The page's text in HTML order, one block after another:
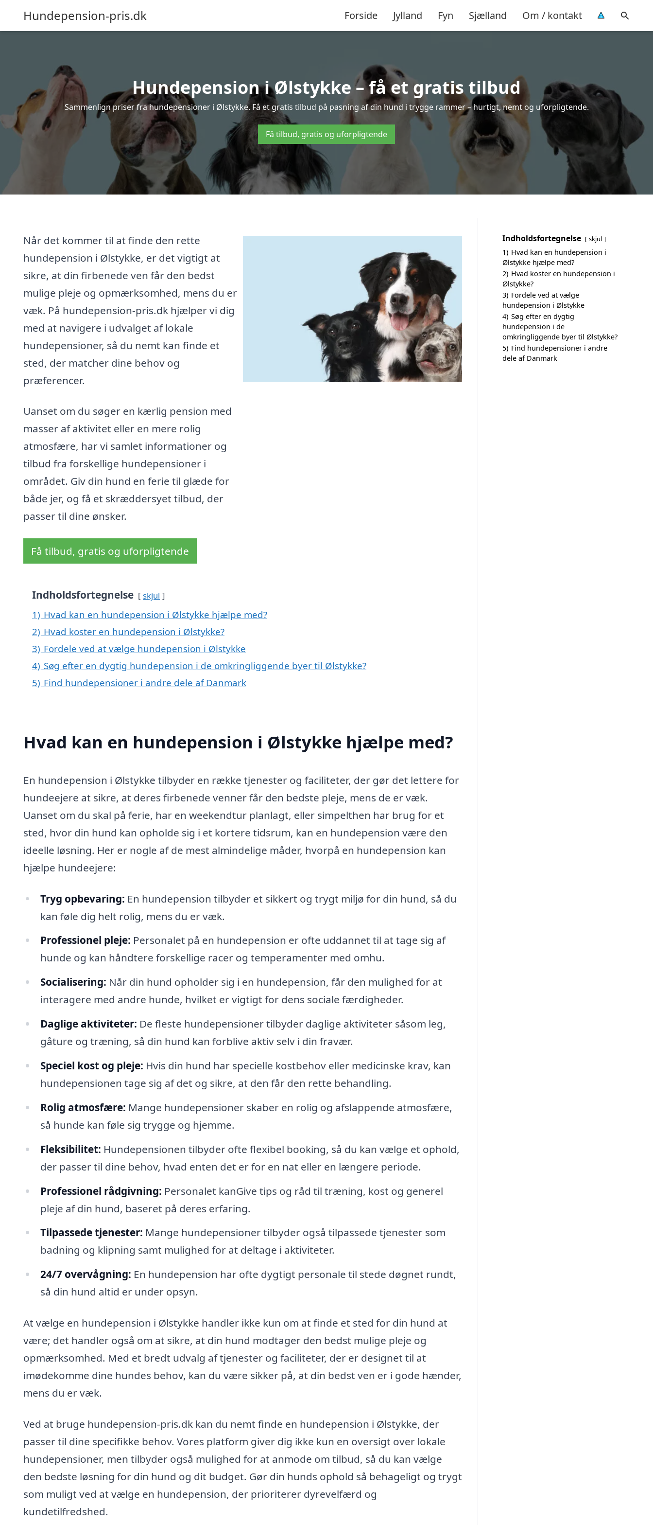
Hundepension-pris.dk Forside Jylland Fyn Sjælland Om / kontakt
Hundepension i Ølstykke – få et gratis tilbud
Sammenlign priser fra hundepensioner i Ølstykke. Få et gratis tilbud på pasning af din hund i trygge rammer – hurtigt, nemt og uforpligtende.
Få tilbud, gratis og uforpligtende
Når det kommer til at finde den rette
hundepension i Ølstykke, er det vigtigt at
sikre, at din firbenede ven får den bedst
mulige pleje og opmærksomhed, mens du er
væk. På hundepension-pris.dk hjælper vi dig
med at navigere i udvalget af lokale
hundepensioner, så du nemt kan finde et
sted, der matcher dine behov og
præferencer.
Uanset om du søger en kærlig pension med
masser af aktivitet eller en mere rolig
atmosfære, har vi samlet informationer og
tilbud fra forskellige hundepensioner i
området. Giv din hund en ferie til glæde for
både jer, og få et skræddersyet tilbud, der
passer til dine ønsker.
Få tilbud, gratis og uforpligtende
Indholdsfortegnelse skjul
1) Hvad kan en hundepension i Ølstykke hjælpe med?
2) Hvad koster en hundepension i Ølstykke?
3) Fordele ved at vælge hundepension i Ølstykke
4) Søg efter en dygtig hundepension i de omkringliggende byer til Ølstykke?
5) Find hundepensioner i andre dele af Danmark
Hvad kan en hundepension i Ølstykke hjælpe med?
En hundepension i Ølstykke tilbyder en række tjenester og faciliteter, der gør det lettere for
hundeejere at sikre, at deres firbenede venner får den bedste pleje, mens de er væk.
Uanset om du skal på ferie, har en weekendtur planlagt, eller simpelthen har brug for et
sted, hvor din hund kan opholde sig i et kortere tidsrum, kan en hundepension være den
ideelle løsning. Her er nogle af de mest almindelige måder, hvorpå en hundepension kan
hjælpe hundeejere:
Tryg opbevaring: En hundepension tilbyder et sikkert og trygt miljø for din hund, så du
kan føle dig helt rolig, mens du er væk.
Professionel pleje: Personalet på en hundepension er ofte uddannet til at tage sig af
hunde og kan håndtere forskellige racer og temperamenter med omhu.
Socialisering: Når din hund opholder sig i en hundepension, får den mulighed for at
interagere med andre hunde, hvilket er vigtigt for dens sociale færdigheder.
Daglige aktiviteter: De fleste hundepensioner tilbyder daglige aktiviteter såsom leg,
gåture og træning, så din hund kan forblive aktiv selv i din fravær.
Speciel kost og pleje: Hvis din hund har specielle kostbehov eller medicinske krav, kan
hundepensionen tage sig af det og sikre, at den får den rette behandling.
Rolig atmosfære: Mange hundepensioner skaber en rolig og afslappende atmosfære,
så hunde kan føle sig trygge og hjemme.
Fleksibilitet: Hundepensionen tilbyder ofte flexibel booking, så du kan vælge et ophold,
der passer til dine behov, hvad enten det er for en nat eller en længere periode.
Professionel rådgivning: Personalet kanGive tips og råd til træning, kost og generel
pleje af din hund, baseret på deres erfaring.
Tilpassede tjenester: Mange hundepensioner tilbyder også tilpassede tjenester som
badning og klipning samt mulighed for at deltage i aktiviteter.
24/7 overvågning: En hundepension har ofte dygtigt personale til stede døgnet rundt,
så din hund altid er under opsyn.
At vælge en hundepension i Ølstykke handler ikke kun om at finde et sted for din hund at
være; det handler også om at sikre, at din hund modtager den bedst mulige pleje og
opmærksomhed. Med et bredt udvalg af tjenester og faciliteter, der er designet til at
imødekomme dine hundes behov, kan du være sikker på, at din bedst ven er i gode hænder,
mens du er væk.
Ved at bruge hundepension-pris.dk kan du nemt finde en hundepension i Ølstykke, der
passer til dine specifikke behov. Vores platform giver dig ikke kun en oversigt over lokale
hundepensioner, men tilbyder også mulighed for at anmode om tilbud, så du kan vælge
den bedste løsning for din hund og dit budget. Gør din hunds ophold så behageligt og trygt
som muligt ved at vælge en hundepension, der prioriterer dyrevelfærd og
kundetilfredshed.
Indholdsfortegnelse skjul
1) Hvad kan en hundepension i
Ølstykke hjælpe med?
2) Hvad koster en hundepension i
Ølstykke?
3) Fordele ved at vælge
hundepension i Ølstykke
4) Søg efter en dygtig
hundepension i de
omkringliggende byer til Ølstykke?
5) Find hundepensioner i andre
dele af Danmark